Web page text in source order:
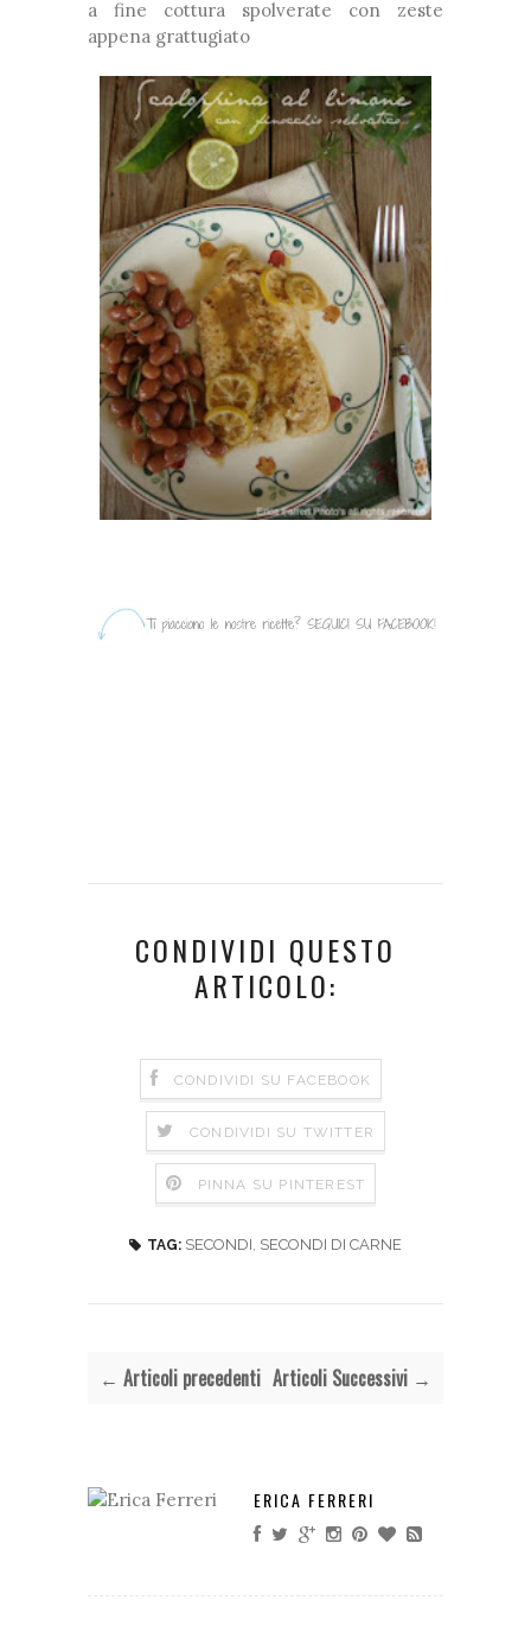
a fine cottura spolverate con zeste
appena grattugiato
CONDIVIDI QUESTO
ARTICOLO:
CONDIVIDI SU FACEBOOK
CONDIVIDI SU TWITTER
PINNA SU PINTEREST
TAG: SECONDI, SECONDI DI CARNE
← Articoli precedenti Articoli Successivi →
ERICA FERRERI